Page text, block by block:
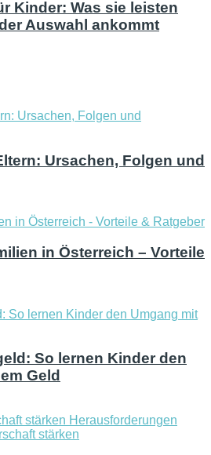
Kinder: Was sie leisten
Auswahl ankommt
Ursachen, Folgen und
in Österreich – Vorteile
So lernen Kinder den
Geld